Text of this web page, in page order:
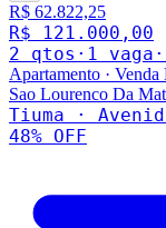
R$ 62.822,25
R$ 121.000,00
2 qtos · 1 vaga ·
Apartamento · Venda
Sao Lourenco Da
Tiuma ·
48% OFF